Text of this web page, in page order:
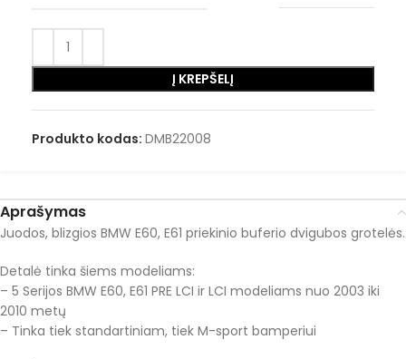
Į KREPŠELĮ
Produkto kodas: DMB22008
Aprašymas
Juodos, blizgios BMW E60, E61 priekinio buferio dvigubos grotelės.
Detalė tinka šiems modeliams:
– 5 Serijos BMW E60, E61 PRE LCI ir LCI modeliams nuo 2003 iki
2010 metų
– Tinka tiek standartiniam, tiek M-sport bamperiui